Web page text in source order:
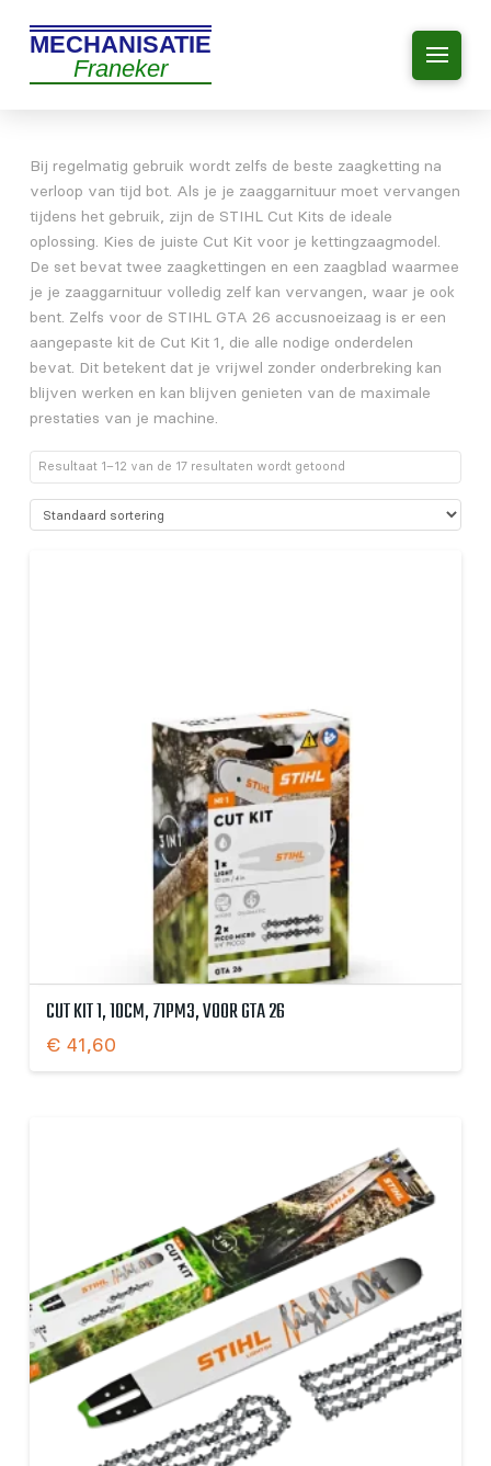
MECHANISATIE
Franeker
Bij regelmatig gebruik wordt zelfs de beste zaagketting na
verloop van tijd bot. Als je je zaaggarnituur moet vervangen
tijdens het gebruik, zijn de STIHL Cut Kits de ideale
oplossing. Kies de juiste Cut Kit voor je kettingzaagmodel.
De set bevat twee zaagkettingen en een zaagblad waarmee
je je zaaggarnituur volledig zelf kan vervangen, waar je ook
bent. Zelfs voor de STIHL GTA 26 accusnoeizaag is er een
aangepaste kit de Cut Kit 1, die alle nodige onderdelen
bevat. Dit betekent dat je vrijwel zonder onderbreking kan
blijven werken en kan blijven genieten van de maximale
prestaties van je machine.
Resultaat 1–12 van de 17 resultaten wordt getoond
CUT KIT 1, 10CM, 71PM3, VOOR GTA 26
€ 41,60